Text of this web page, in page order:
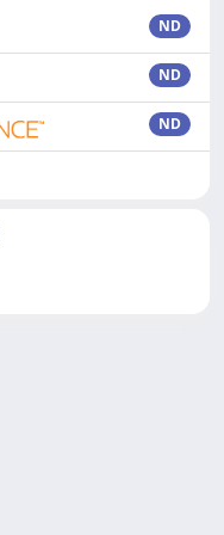
ND
ND
ND